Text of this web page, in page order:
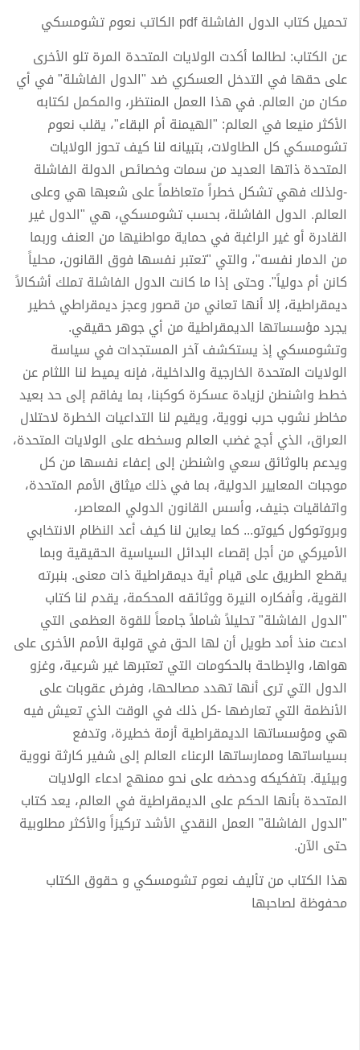
تحميل كتاب الدول الفاشلة pdf الكاتب نعوم تشومسكي
عن الكتاب: لطالما أكدت الولايات المتحدة المرة تلو الأخرى
على حقها في التدخل العسكري ضد "الدول الفاشلة" في أي
مكان من العالم. في هذا العمل المنتظر، والمكمل لكتابه
الأكثر منيعا في العالم: "الهيمنة أم البقاء"، يقلب نعوم
تشومسكي كل الطاولات، بتبيانه لنا كيف تحوز الولايات
المتحدة ذاتها العديد من سمات وخصائص الدولة الفاشلة
-ولذلك فهي تشكل خطراً متعاظماً على شعبها هي وعلى
العالم. الدول الفاشلة، بحسب تشومسكي، هي "الدول غير
القادرة أو غير الراغبة في حماية مواطنيها من العنف وربما
من الدمار نفسه"، والتي "تعتبر نفسها فوق القانون، محلياً
كانن أم دولياً". وحتى إذا ما كانت الدول الفاشلة تملك أشكالاً
ديمقراطية، إلا أنها تعاني من قصور وعجز ديمقراطي خطير
يجرد مؤسساتها الديمقراطية من أي جوهر حقيقي.
وتشومسكي إذ يستكشف آخر المستجدات في سياسة
الولايات المتحدة الخارجية والداخلية، فإنه يميط لنا اللثام عن
خطط واشنطن لزيادة عسكرة كوكبنا، بما يفاقم إلى حد بعيد
مخاطر نشوب حرب نووية، ويقيم لنا التداعيات الخطرة لاحتلال
العراق، الذي أجج غضب العالم وسخطه على الولايات المتحدة،
ويدعم بالوثائق سعي واشنطن إلى إعفاء نفسها من كل
موجبات المعايير الدولية، بما في ذلك ميثاق الأمم المتحدة،
واتفاقيات جنيف، وأسس القانون الدولي المعاصر،
وبروتوكول كيوتو... كما يعاين لنا كيف أعد النظام الانتخابي
الأميركي من أجل إقصاء البدائل السياسية الحقيقية وبما
يقطع الطريق على قيام أية ديمقراطية ذات معنى. بنبرته
القوية، وأفكاره النيرة ووثائقه المحكمة، يقدم لنا كتاب
"الدول الفاشلة" تحليلاً شاملاً جامعاً للقوة العظمى التي
ادعت منذ أمد طويل أن لها الحق في قولبة الأمم الأخرى على
هواها، والإطاحة بالحكومات التي تعتبرها غير شرعية، وغزو
الدول التي ترى أنها تهدد مصالحها، وفرض عقوبات على
الأنظمة التي تعارضها -كل ذلك في الوقت الذي تعيش فيه
هي ومؤسساتها الديمقراطية أزمة خطيرة، وتدفع
بسياساتها وممارساتها الرعناء العالم إلى شفير كارثة نووية
وبيئية. بتفكيكه ودحضه على نحو ممنهج ادعاء الولايات
المتحدة بأنها الحكم على الديمقراطية في العالم، يعد كتاب
"الدول الفاشلة" العمل النقدي الأشد تركيزاً والأكثر مطلوبية
حتى الآن.
هذا الكتاب من تأليف نعوم تشومسكي و حقوق الكتاب
محفوظة لصاحبها